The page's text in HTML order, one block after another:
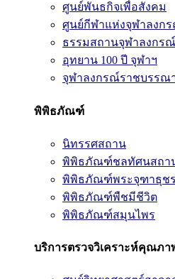
ศูนย์พันธกิจเพื่อสังคม
ศูนย์กีฬาแห่งจุฬาลงก
ธรรมสถานจุฬาลงกร
อุทยาน 100 ปี จุฬาฯ
จุฬาลงกรณ์ราชบรรณ
พิพิธภัณฑ์
นิทรรศสถาน
พิพิธภัณฑ์ชลทัศนสถา
พิพิธภัณฑ์พระจุฑาธุช
พิพิธภัณฑ์พืชมีชีวิต
พิพิธภัณฑ์สมุนไพร
บริการตรวจวิเคราะห์คุณภา